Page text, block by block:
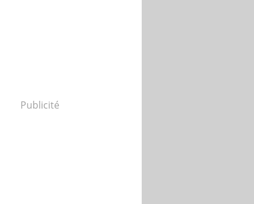
Publicité